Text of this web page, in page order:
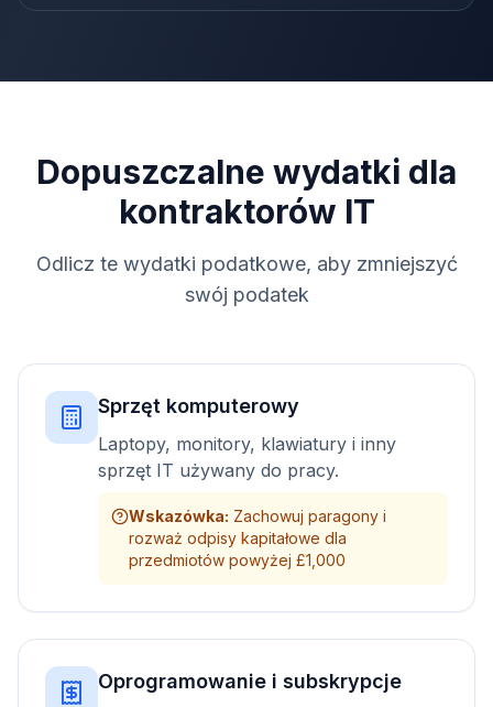
Dopuszczalne wydatki dla
kontraktorów IT
Odlicz te wydatki podatkowe, aby zmniejszyć
swój podatek
Sprzęt komputerowy
Laptopy, monitory, klawiatury i inny
sprzęt IT używany do pracy.
Wskazówka: Zachowuj paragony i
rozważ odpisy kapitałowe dla
przedmiotów powyżej £1,000
Oprogramowanie i subskrypcje